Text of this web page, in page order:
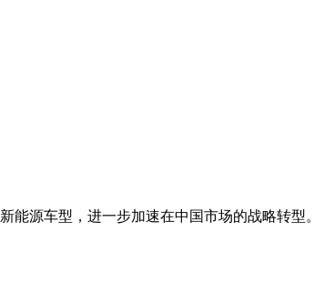
能源车型，进一步加速在中国市场的战略转型。